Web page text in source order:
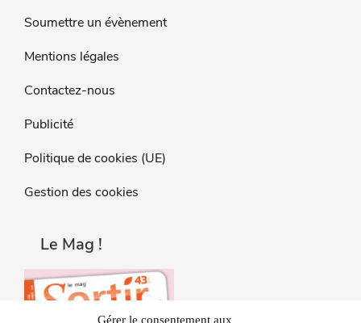
Gérer le consentement aux
Soumettre un évènement
Mentions légales
Contactez-nous
Publicité
Politique de cookies (UE)
Gestion des cookies
Le Mag !